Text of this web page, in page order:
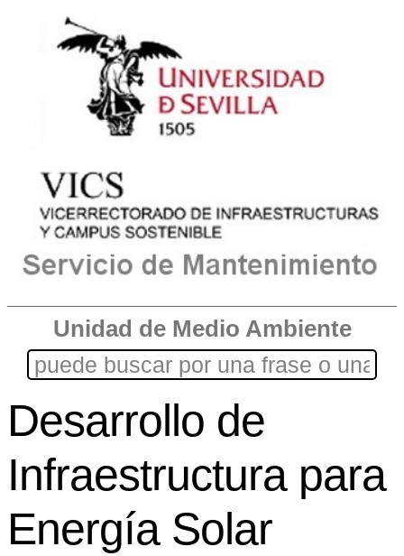
Unidad de Medio Ambiente
Desarrollo de
Infraestructura para
Energía Solar